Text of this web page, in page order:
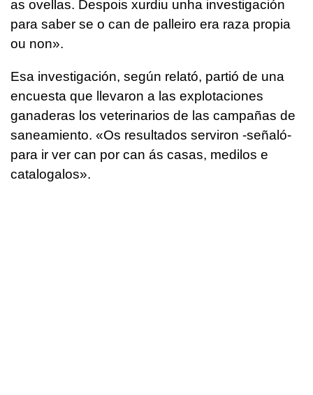
as ovellas. Despois xurdiu unha investigación
para saber se o can de palleiro era raza propia
ou non».
Esa investigación, según relató, partió de una
encuesta que llevaron a las explotaciones
ganaderas los veterinarios de las campañas de
saneamiento. «Os resultados serviron -señaló-
para ir ver can por can ás casas, medilos e
catalogalos».